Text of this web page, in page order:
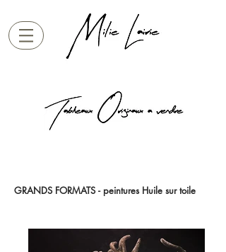
GRANDS FORMATS - peintures Huile sur toile